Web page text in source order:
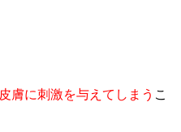
皮膚に刺激を与えてしまう こ